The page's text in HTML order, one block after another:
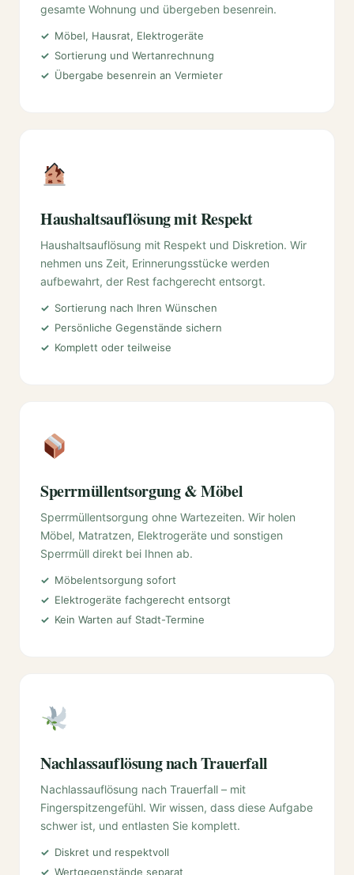
gesamte Wohnung und übergeben besenrein.
Möbel, Hausrat, Elektrogeräte
Sortierung und Wertanrechnung
Übergabe besenrein an Vermieter
Haushaltsauflösung mit Respekt
Haushaltsauflösung mit Respekt und Diskretion. Wir
nehmen uns Zeit, Erinnerungsstücke werden
aufbewahrt, der Rest fachgerecht entsorgt.
Sortierung nach Ihren Wünschen
Persönliche Gegenstände sichern
Komplett oder teilweise
Sperrmüllentsorgung & Möbel
Sperrmüllentsorgung ohne Wartezeiten. Wir holen
Möbel, Matratzen, Elektrogeräte und sonstigen
Sperrmüll direkt bei Ihnen ab.
Möbelentsorgung sofort
Elektrogeräte fachgerecht entsorgt
Kein Warten auf Stadt-Termine
Nachlassauflösung nach Trauerfall
Nachlassauflösung nach Trauerfall – mit
Fingerspitzengefühl. Wir wissen, dass diese Aufgabe
schwer ist, und entlasten Sie komplett.
Diskret und respektvoll
Wertgegenstände separat